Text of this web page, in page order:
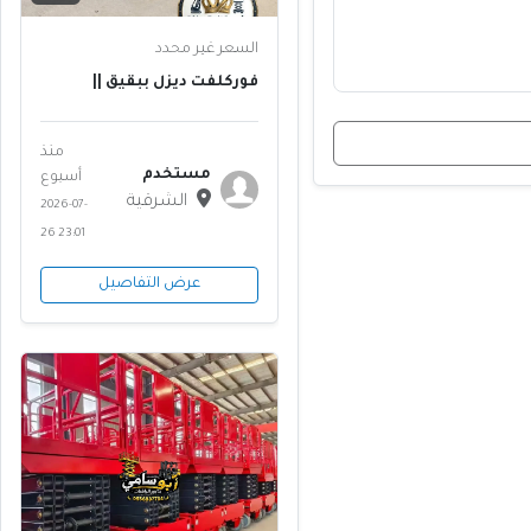
السعر غير محدد
فوركلفت ديزل ببقيق ||
للمواقع والشركات النفطية ||
مستخدم
الشرقية
منذ
أسبوع
2026-07-
26 23:01
عرض التفاصيل